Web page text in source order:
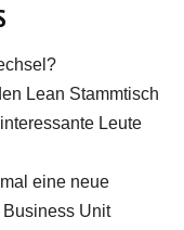
Lean Stammtisch
Leute
eine neue
Business Unit